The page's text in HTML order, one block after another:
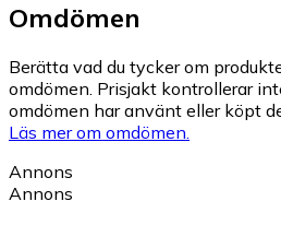
Omdömen
Berätta vad du tycker om
omdömen. Prisjakt kontrollerar
omdömen har använt eller köpt
Läs mer om omdömen.
Annons
Annons